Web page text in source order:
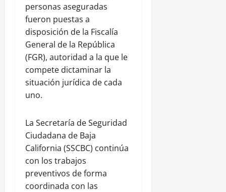
personas aseguradas
fueron puestas a
disposición de la Fiscalía
General de la República
(FGR), autoridad a la que le
compete dictaminar la
situación jurídica de cada
uno.
La Secretaría de Seguridad
Ciudadana de Baja
California (SSCBC) continúa
con los trabajos
preventivos de forma
coordinada con las